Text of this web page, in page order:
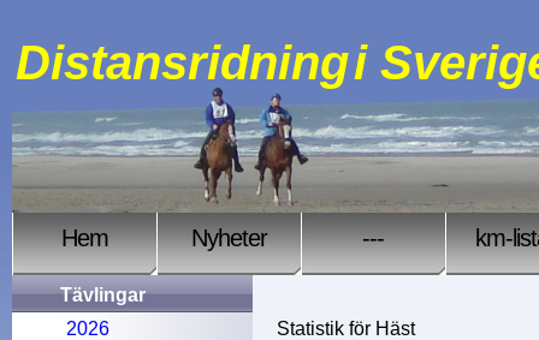
Distansridningi
Hem Nyheter --- km-
Statistik för Häst
Tävlingar
2026